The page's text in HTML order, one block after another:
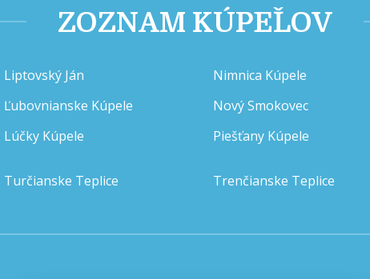
ZOZNAM KÚPEĽOV
Liptovský Ján
Ľubovnianske Kúpele
Lúčky Kúpele
Nimnica Kúpele
Nový Smokovec
Piešťany Kúpele
Turčianske Teplice Trenčianske Teplice